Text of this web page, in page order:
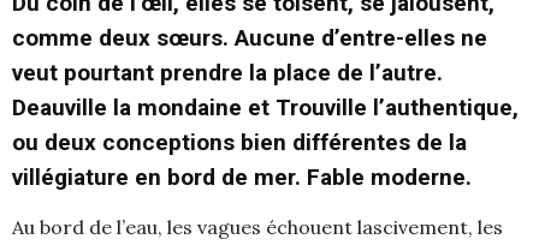
comme deux sœurs. Aucune d’entre-elles ne
veut pourtant prendre la place de l’autre.
Deauville la mondaine et Trouville l’authentique,
ou deux conceptions bien différentes de la
villégiature en bord de mer. Fable moderne.
Au bord de l’eau, les vagues échouent lascivement, les